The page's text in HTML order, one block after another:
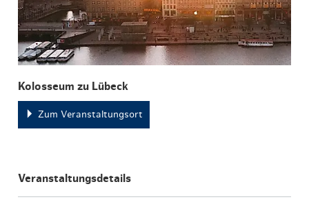
Kolosseum zu Lübeck
Zum Veranstaltungsort
Veranstaltungsdetails